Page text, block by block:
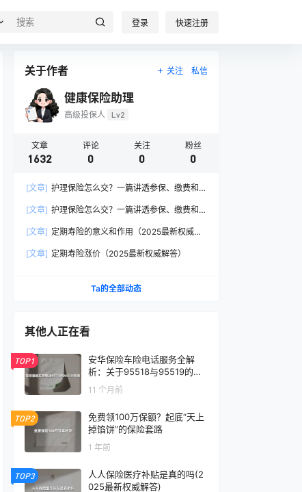
登录 快速注册
关于作者 关注 私信
健康保险助理
高级投保人 Lv2
文章
1632
评论
0
关注
0
粉丝
0
[文章] 护理保险怎么交？一篇讲透参保、缴费和
[文章] 护理保险怎么交？一篇讲透参保、缴费和
[文章] 定期寿险的意义和作用（2025最新权威解
[文章] 定期寿险涨价（2025最新权威解答）
Ta的全部动态
其他人正在看
TOP1
安华保险车险电话服务全解
析：关于95518与95519的常
见误区
11 个月前
TOP2
免费领100万保额？起底“天上
掉馅饼”的保险套路
1 年前
TOP3
人人保险医疗补贴是真的吗(2
025最新权威解答)